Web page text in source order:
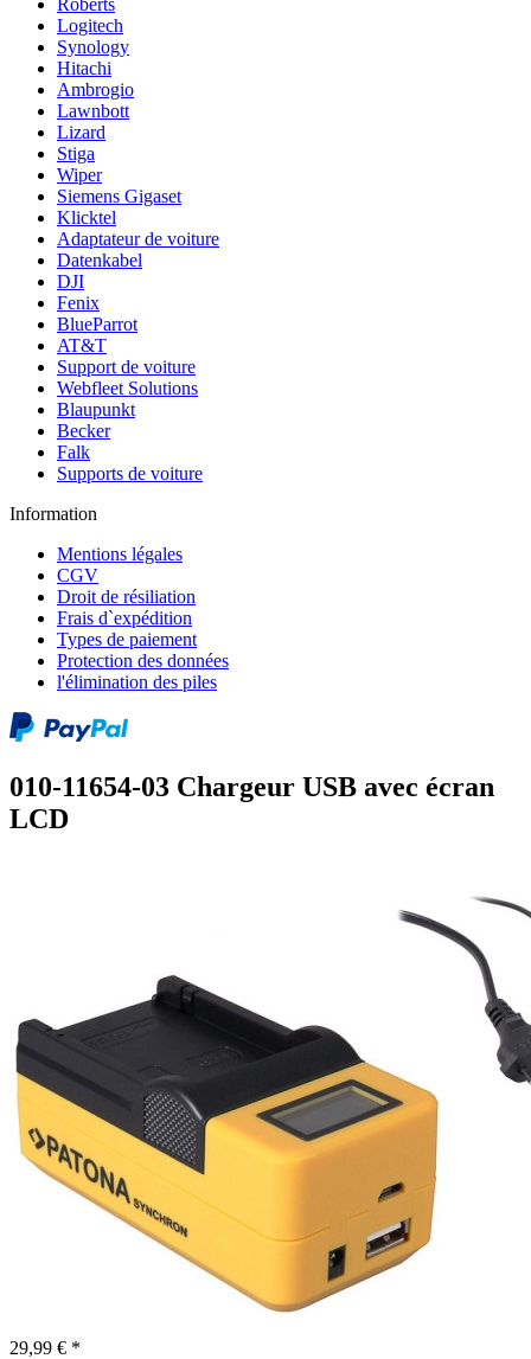
Roberts
Logitech
Synology
Hitachi
Ambrogio
Lawnbott
Lizard
Stiga
Wiper
Siemens Gigaset
Klicktel
Adaptateur de voiture
Datenkabel
DJI
Fenix
BlueParrot
AT&T
Support de voiture
Webfleet Solutions
Blaupunkt
Becker
Falk
Supports de voiture
Information
Mentions légales
CGV
Droit de résiliation
Frais d`expédition
Types de paiement
Protection des données
l'élimination des piles
010-11654-03 Chargeur USB avec écran
LCD
29,99 € *